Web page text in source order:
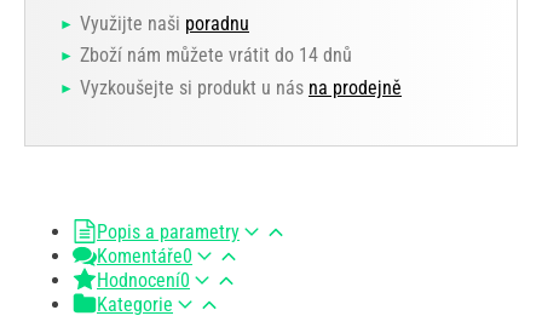
Využijte naši poradnu
Zboží nám můžete vrátit do 14 dnů
Vyzkoušejte si produkt u nás na prodejně
Popis a parametry
Komentáře0
Hodnocení0
Kategorie